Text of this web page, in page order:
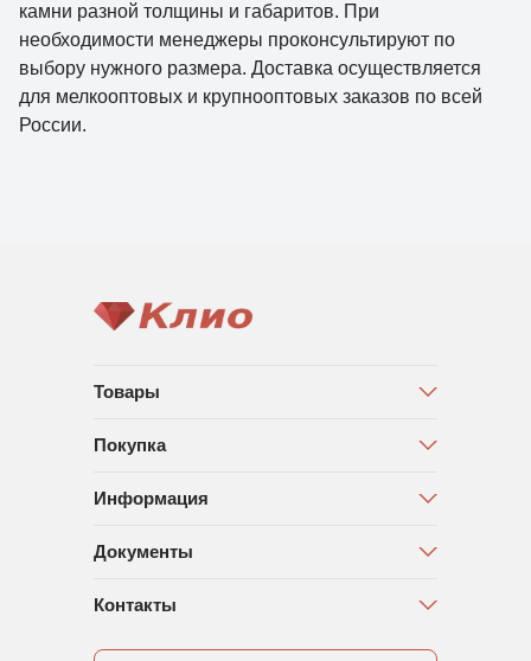
камни разной толщины и габаритов. При
необходимости менеджеры проконсультируют по
выбору нужного размера. Доставка осуществляется
для мелкооптовых и крупнооптовых заказов по всей
России.
Товары
Покупка
Информация
Документы
Контакты